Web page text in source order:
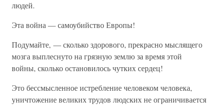
людей.
Эта война — самоубийство Европы!
Подумайте, — сколько здорового, прекрасно мыслящего
мозга выплеснуто на грязную землю за время этой
войны, сколько остановилось чутких сердец!
Это бессмысленное истребление человеком человека,
уничтожение великих трудов людских не ограничивается